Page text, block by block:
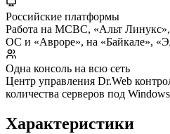
Российские платформы
Работа на МСВС, «Альт
ОС и «Авроре», на «Байкале»,
Одна консоль на всю сеть
Центр управления Dr.Web
количества серверов под
Характеристики